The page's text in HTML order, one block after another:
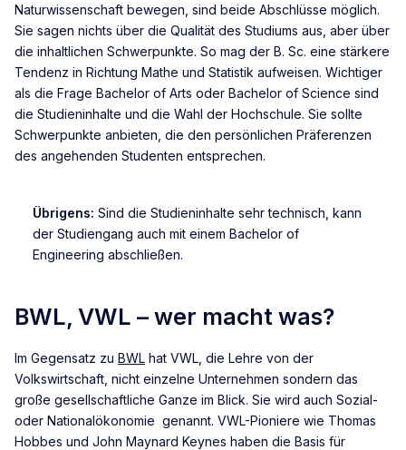
Naturwissenschaft bewegen, sind beide Abschlüsse möglich.
Sie sagen nichts über die Qualität des Studiums aus, aber über
die inhaltlichen Schwerpunkte. So mag der B. Sc. eine stärkere
Tendenz in Richtung Mathe und Statistik aufweisen. Wichtiger
als die Frage Bachelor of Arts oder Bachelor of Science sind
die Studieninhalte und die Wahl der Hochschule. Sie sollte
Schwerpunkte anbieten, die den persönlichen Präferenzen
des angehenden Studenten entsprechen.
Übrigens: Sind die Studieninhalte sehr technisch, kann
der Studiengang auch mit einem Bachelor of
Engineering abschließen.
BWL, VWL – wer macht was?
Im Gegensatz zu BWL hat VWL, die Lehre von der
Volkswirtschaft, nicht einzelne Unternehmen sondern das
große gesellschaftliche Ganze im Blick. Sie wird auch Sozial-
oder Nationalökonomie genannt. VWL-Pioniere wie Thomas
Hobbes und John Maynard Keynes haben die Basis für